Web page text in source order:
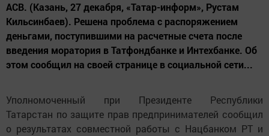
АСВ. (Казань, 27 декабря, «Татар-информ», Рустам
Кильсинбаев). Решена проблема с распоряжением
деньгами, поступившими на расчетные счета после
введения моратория в Татфондбанке и Интехбанке. Об
этом сообщил на своей странице в социальной сети...
Уполномоченный при Президенте Республики
Татарстан по защите прав предпринимателей сообщил
о результатах совместной работы с Нацбанком РТ и